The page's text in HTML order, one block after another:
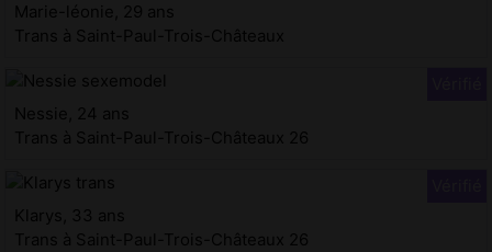
Marie-léonie, 29 ans
Trans à Saint-Paul-Trois-Châteaux
Nessie, 24 ans
Trans à Saint-Paul-Trois-Châteaux 26
Klarys, 33 ans
Trans à Saint-Paul-Trois-Châteaux 26